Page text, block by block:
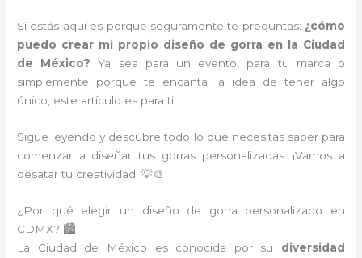
Si estás aquí es porque seguramente te preguntas: ¿cómo
puedo crear mi propio diseño de gorra en la Ciudad
de México? Ya sea para un evento, para tu marca o
simplemente porque te encanta la idea de tener algo
único, este artículo es para ti.
Sigue leyendo y descubre todo lo que necesitas saber para
comenzar a diseñar tus gorras personalizadas. ¡Vamos a
desatar tu creatividad! 💡🎨
¿Por qué elegir un diseño de gorra personalizado en
CDMX? 🏙️
La Ciudad de México es conocida por su diversidad